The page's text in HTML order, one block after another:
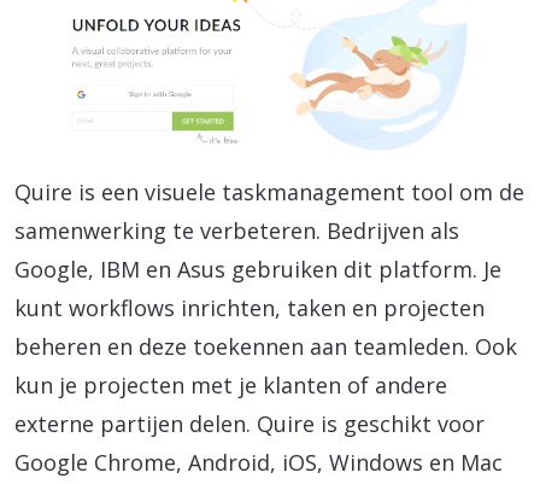
Quire is een visuele taskmanagement tool om de
samenwerking te verbeteren. Bedrijven als
Google, IBM en Asus gebruiken dit platform. Je
kunt workflows inrichten, taken en projecten
beheren en deze toekennen aan teamleden. Ook
kun je projecten met je klanten of andere
externe partijen delen. Quire is geschikt voor
Google Chrome, Android, iOS, Windows en Mac